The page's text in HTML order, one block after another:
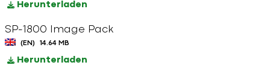
Herunterladen
SP-1800 Image Pack
(EN) 14.64 MB
Herunterladen